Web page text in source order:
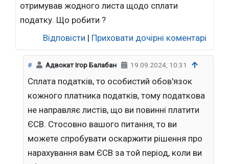
отримував жодного листа щодо сплати
податку. Що робити ?
Відповісти | Приховати дочірні коментарі
# Адвокат Ігор Балабан 19.09.2024, 10:31
Сплата податків, то особистий обов'язок
кожного платника податків, тому податкова
не направляє листів, що ви повинні платити
ЄСВ. Стосовно вашого питання, то ви
можете спробувати оскаржити рішення про
нарахування вам ЄСВ за той період, коли ви